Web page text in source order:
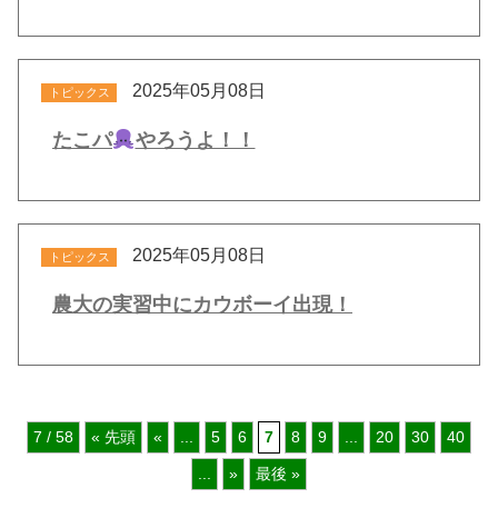
トピックス 2025年05月08日
たこパ やろうよ！！
トピックス 2025年05月08日
農大の実習中にカウボーイ出現！
7 / 58 « 先頭 « 5 6 7 8 9 20 30 40
» 最後 »